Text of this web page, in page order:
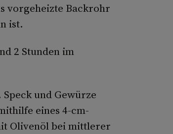
vorgeheizte Backrohr
ist.
2 Stunden im
und Gewürze
eines 4-cm-
Olivenöl bei mittlerer